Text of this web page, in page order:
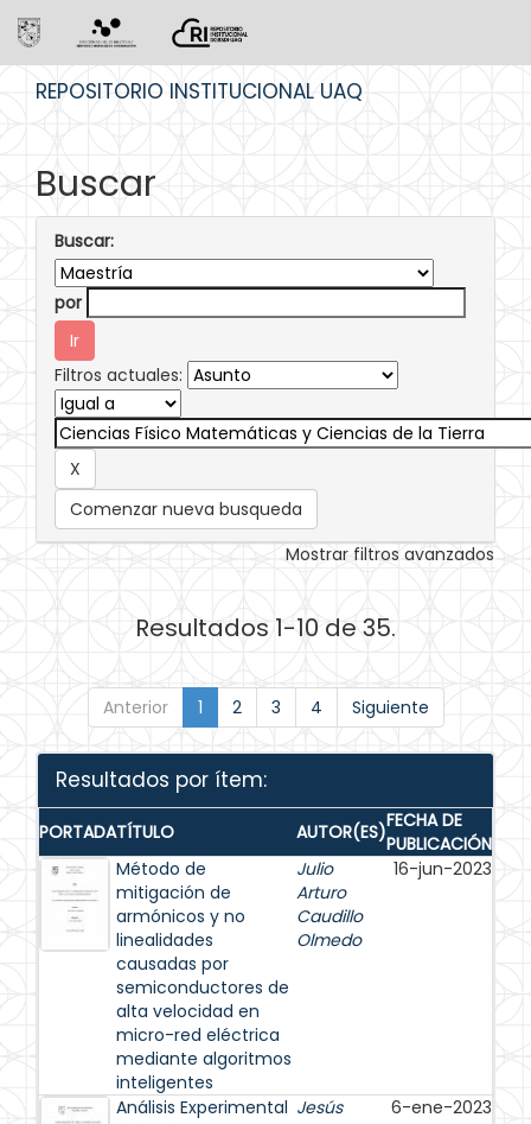
REPOSITORIO INSTITUCIONAL UAQ
Buscar
Buscar:
por
Filtros actuales:
Comenzar nueva busqueda
Mostrar filtros avanzados
Resultados 1-10 de 35.
Anterior 1 2 3 4 Siguiente
Resultados por ítem:
PORTADATÍTULO AUTOR(ES)FECHA DE
PUBLICACIÓN
Método de
mitigación de
armónicos y no
linealidades
causadas por
semiconductores de
alta velocidad en
micro-red eléctrica
mediante algoritmos
inteligentes
Julio
Arturo
Caudillo
Olmedo
16-jun-2023
Análisis Experimental Jesús
6-ene-2023